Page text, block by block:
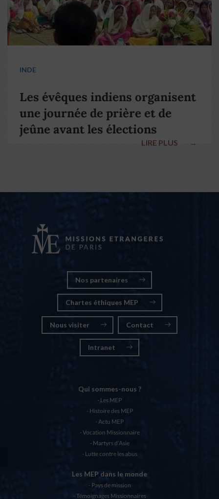
INDE
Les évêques indiens organisent
une journée de prière et de
jeûne avant les élections
LIRE PLUS →
Nos partenaires
Chartes éthiques MEP
Nous visiter Contact
Intranet
Qui sommes-nous ?
Les MEP
Histoire des MEP
Actu MEP
Vocation Missionnaire
Martyrs d’Asie
Lutte contre les abus
Les MEP dans le monde
Pays de mission
Témoignages Missionnaires